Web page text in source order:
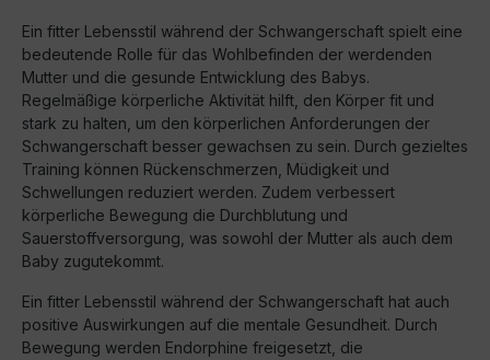
Ein fitter Lebensstil während der Schwangerschaft spielt eine
bedeutende Rolle für das Wohlbefinden der werdenden
Mutter und die gesunde Entwicklung des Babys.
Regelmäßige körperliche Aktivität hilft, den Körper fit und
stark zu halten, um den körperlichen Anforderungen der
Schwangerschaft besser gewachsen zu sein. Durch gezieltes
Training können Rückenschmerzen, Müdigkeit und
Schwellungen reduziert werden. Zudem verbessert
körperliche Bewegung die Durchblutung und
Sauerstoffversorgung, was sowohl der Mutter als auch dem
Baby zugutekommt.
Ein fitter Lebensstil während der Schwangerschaft hat auch
positive Auswirkungen auf die mentale Gesundheit. Durch
Bewegung werden Endorphine freigesetzt, die